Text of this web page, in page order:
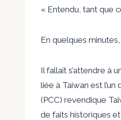
« Entendu, tant que
En quelques
Il fallait s’attendre à
liée à Taiwan est
(PCC) revendique
de faits historiques